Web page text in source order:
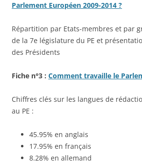
Parlement Européen 2009-2014 ?
Répartition par Etats-membres et par
de la 7e législature du PE et
des Présidents
Fiche n°3 : Comment travaille le
Chiffres clés sur les langues de
au PE :
45.95% en anglais
17.95% en français
8.28% en allemand